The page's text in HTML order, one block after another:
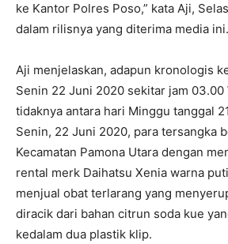
ke Kantor Polres Poso,” kata Aji,
dalam rilisnya yang diterima media ini.
Aji menjelaskan, adapun kronologis
Senin 22 Juni 2020 sekitar jam 03.00
tidaknya antara hari Minggu tanggal
Senin, 22 Juni 2020, para tersangka
Kecamatan Pamona Utara dengan
rental merk Daihatsu Xenia warna
menjual obat terlarang yang
diracik dari bahan citrun soda kue
kedalam dua plastik klip.